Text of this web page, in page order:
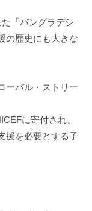
「バングラデシ
の歴史にも大きな
ーバル・ストリー
に寄付され、
援を必要とする子